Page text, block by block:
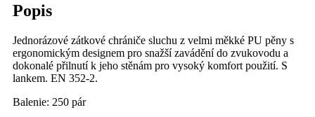
Popis
Jednorázové zátkové chrániče sluchu z velmi měkké PU pěny s
ergonomickým designem pro snažší zavádění do zvukovodu a
dokonalé přilnutí k jeho stěnám pro vysoký komfort použití. S
lankem. EN 352-2.
Balenie: 250 pár